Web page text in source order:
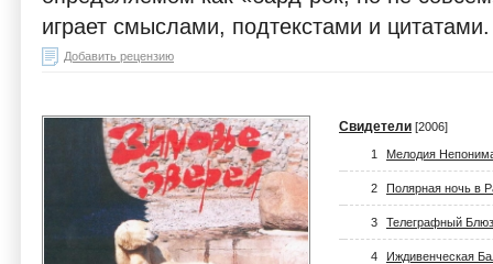
играет смыслами, подтекстами и цитатами.
Добавить рецензию
Свидетели [2006]
1 Мелодия
2 Полярная ночь в
3 Телеграфный Блюз
4 Иждивенческая